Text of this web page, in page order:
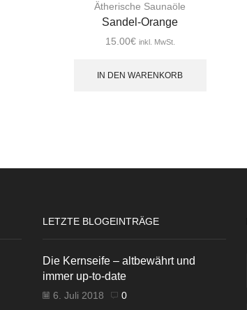
Ätherische Saunaöle
Sandel-Orange
15.00€ inkl. MwSt.
IN DEN WARENKORB
LETZTE BLOGEINTRÄGE
Die Kernseife – altbewährt und
immer up-to-date
6. Juli 2018 0